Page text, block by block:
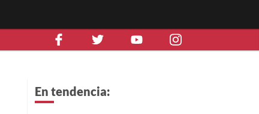
En tendencia: